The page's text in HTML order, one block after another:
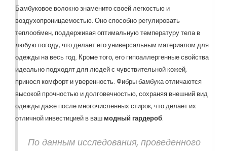
Бамбуковое волокно знаменито своей легкостью и
воздухопроницаемостью. Оно способно регулировать
теплообмен, поддерживая оптимальную температуру тела в
любую погоду, что делает его универсальным материалом для
одежды на весь год. Кроме того, его гипоаллергенные свойства
идеально подходят для людей с чувствительной кожей,
принося комфорт и уверенность. Фибры бамбука отличаются
высокой прочностью и долговечностью, сохраняя внешний вид
одежды даже после многочисленных стирок, что делает их
отличной инвестицией в ваш модный гардероб.
По данным исследования, проведенного